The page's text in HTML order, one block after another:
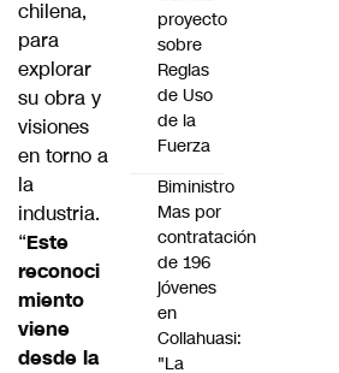
chilena,
para
explorar
su obra y
visiones
en torno a
la
industria.
“Este
reconoci
miento
viene
desde la
proyecto
sobre
Reglas
de Uso
de la
Fuerza
Biministro
Mas por
contratación
de 196
jóvenes
en
Collahuasi:
"La